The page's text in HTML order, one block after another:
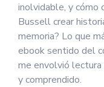
inolvidable, y cómo
Bussell crear
memoria? Lo que
ebook sentido del
me envolvió lectura
y comprendido.